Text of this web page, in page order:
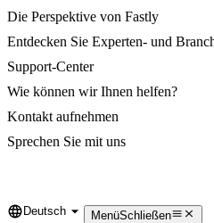
Die Perspektive von Fastly
Entdecken Sie Experten- und
Support-Center
Wie können wir Ihnen helfen?
Kontakt aufnehmen
Sprechen Sie mit uns
Language
Deutsch MenüSchließen